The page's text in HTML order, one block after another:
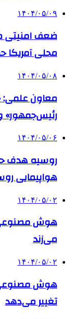
۱۴۰۴/۰۵/۰۹
محلی
۱۴۰۴/۰۵/۰۸
معاون
رئیس‌جمهور»
۱۴۰۴/۰۵/۰۶
روسیه هدف
هواپیمایی
۱۴۰۴/۰۵/۰۲
هوش مصنوعی
می‌زند
۱۴۰۴/۰۵/۰۲
هوش مصنوعی
تغییر می‌دهد